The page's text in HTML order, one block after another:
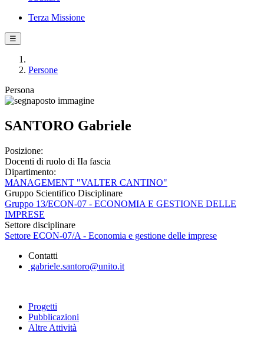
Terza Missione
☰
Persone
Persona
SANTORO Gabriele
Posizione:
Docenti di ruolo di IIa fascia
Dipartimento:
MANAGEMENT "VALTER CANTINO"
Gruppo Scientifico Disciplinare
Gruppo 13/ECON-07 - ECONOMIA E GESTIONE DELLE
IMPRESE
Settore disciplinare
Settore ECON-07/A - Economia e gestione delle imprese
Contatti
gabriele.santoro@unito.it
Progetti
Pubblicazioni
Altre Attività